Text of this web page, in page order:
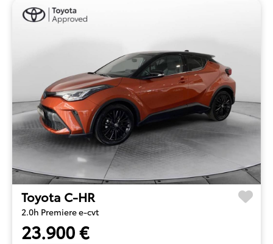
Toyota C-HR
2.0h Premiere e-cvt
23.900 €